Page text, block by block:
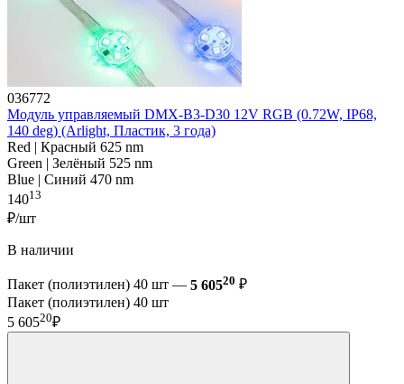
036772
Модуль управляемый DMX-B3-D30 12V RGB (0.72W, IP68,
140 deg) (Arlight, Пластик, 3 года)
Red | Красный 625 nm
Green | Зелёный 525 nm
Blue | Синий 470 nm
14013
₽/шт
В наличии
Пакет (полиэтилен) 40 шт — 5 60520 ₽
Пакет (полиэтилен) 40 шт
5 60520₽